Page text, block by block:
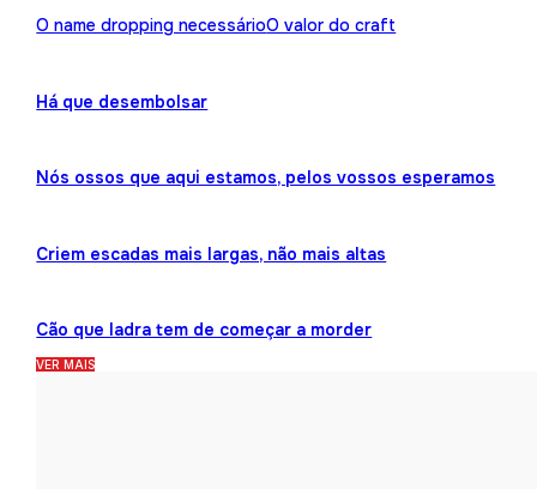
O name dropping necessárioO valor do craft
Há que desembolsar
Nós ossos que aqui estamos, pelos vossos esperamos
Criem escadas mais largas, não mais altas
Cão que ladra tem de começar a morder
VER MAIS